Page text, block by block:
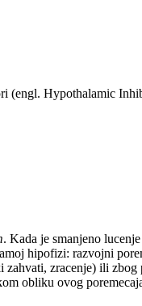
Hypothalamic
. Kada je smanjeno
hipofizi: razvojni
zracenje) ili
obliku ovog